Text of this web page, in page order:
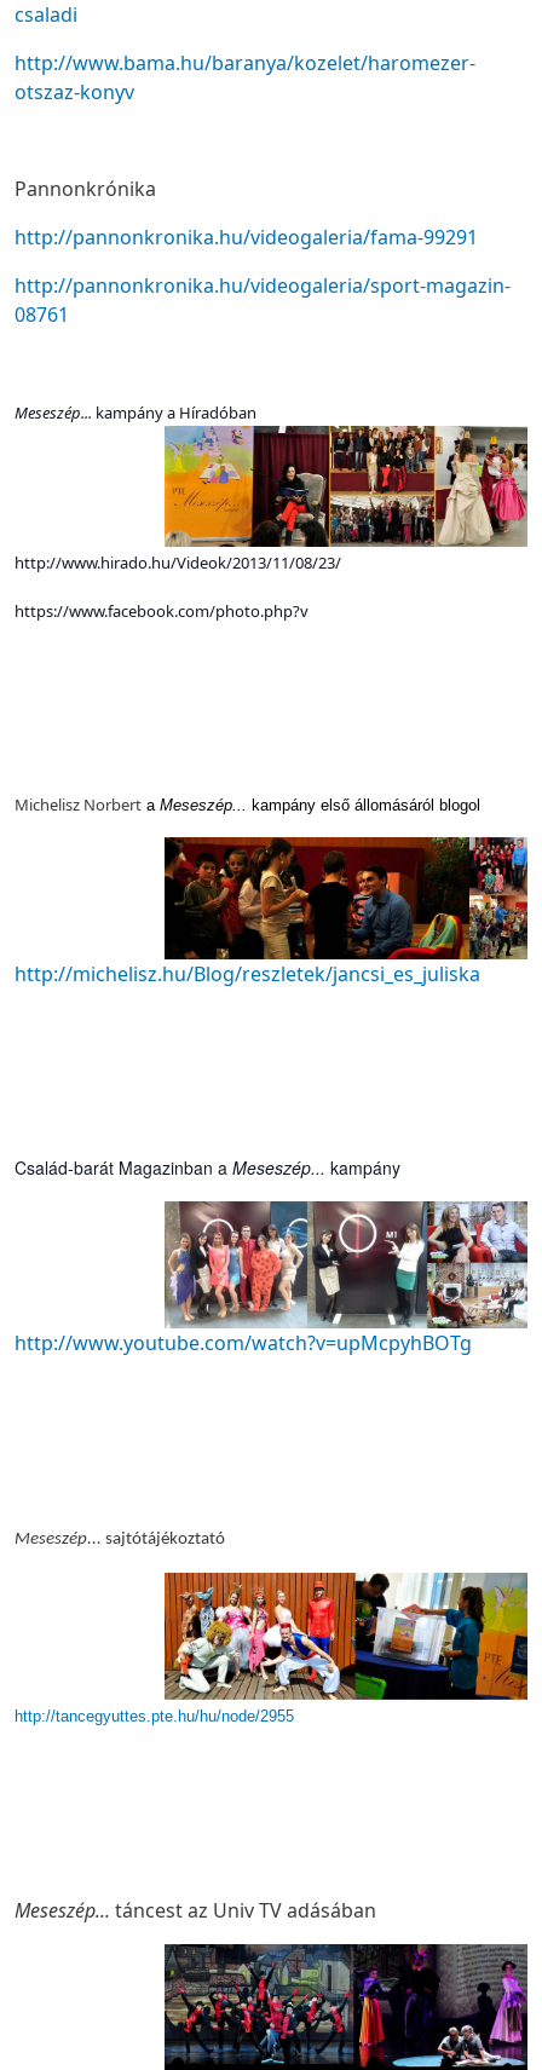
csaladi
http://www.bama.hu/baranya/kozelet/haromezer-
otszaz-konyv
Pannonkrónika
http://pannonkronika.hu/videogaleria/fama-99291
http://pannonkronika.hu/videogaleria/sport-magazin-
08761
Meseszép... kampány a Híradóban
http://www.hirado.hu/Videok/2013/11/08/23/
https://www.facebook.com/photo.php?v
Michelisz Norbert a Meseszép... kampány első állomásáról blogol
http://michelisz.hu/Blog/reszletek/jancsi_es_juliska
Család-barát Magazinban a Meseszép... kampány
http://www.youtube.com/watch?v=upMcpyhBOTg
Meseszép... sajtótájékoztató
http://tancegyuttes.pte.hu/hu/node/2955
Meseszép... táncest az Univ TV adásában